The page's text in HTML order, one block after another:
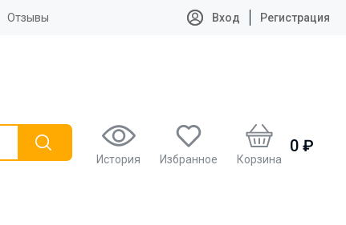
Отзывы Вход Регистрация
История Избранное Корзина
0 ₽